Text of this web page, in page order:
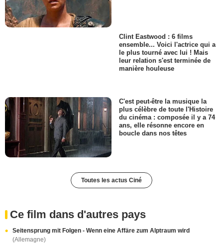
Clint Eastwood : 6 films
ensemble... Voici l'actrice qui a
le plus tourné avec lui ! Mais
leur relation s'est terminée de
manière houleuse
C'est peut-être la musique la
plus célèbre de toute l'Histoire
du cinéma : composée il y a 74
ans, elle résonne encore en
boucle dans nos têtes
Toutes les actus Ciné
Ce film dans d'autres pays
Seitensprung mit Folgen - Wenn eine Affäre zum Alptraum wird
(Allemagne)